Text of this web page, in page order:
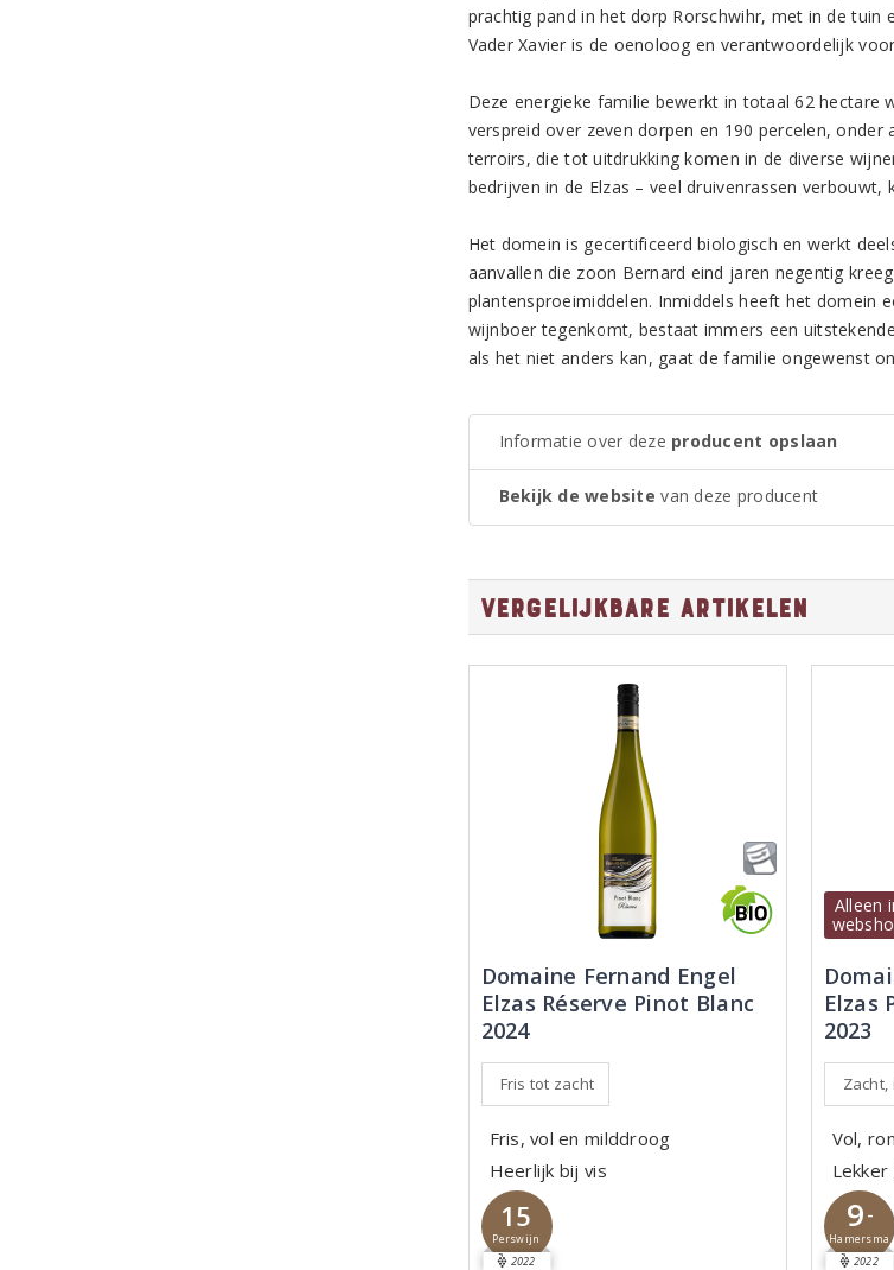
prachtig pand in het dorp Rorschwihr, met in de tuin
Vader Xavier is de oenoloog en verantwoordelijk
Deze energieke familie bewerkt in totaal 62 hectare
verspreid over zeven dorpen en 190 percelen,
terroirs, die tot uitdrukking komen in de diverse
bedrijven in de Elzas – veel druivenrassen
Het domein is gecertificeerd biologisch en werkt
aanvallen die zoon Bernard eind jaren negentig
plantensproeimiddelen. Inmiddels heeft het domein
wijnboer tegenkomt, bestaat immers een
als het niet anders kan, gaat de familie ongewenst
Informatie over deze producent opslaan
Bekijk de website van deze producent
Vergelijkbare artikelen
Domaine Fernand Engel
Elzas Réserve Pinot Blanc
2024
Fris tot zacht
Fris, vol en milddroog
Heerlijk bij vis
15
Perswijn
2022
Alleen
Elzas
2023
Zacht,
Vol,
9 -
Hamersma
2022